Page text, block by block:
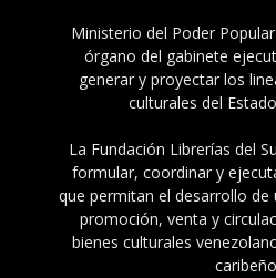
Ministerio del Poder
órgano del gabinete
generar y proyectar los
culturales del
La Fundación Librerías del
formular, coordinar y
que permitan el desarrollo
promoción, venta y
bienes culturales